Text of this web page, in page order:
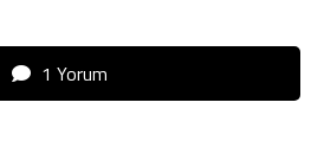
1 Yorum